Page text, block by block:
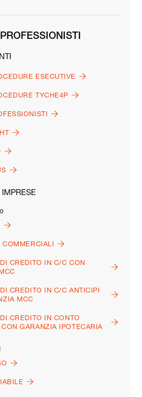
ESECUTIVE
TYCHE4P
IMPRESE
COMMERCIALI
CREDITO IN C/C CON
CREDITO IN C/C ANTICIPI
MCC
CREDITO IN CONTO
GARANZIA IPOTECARIA